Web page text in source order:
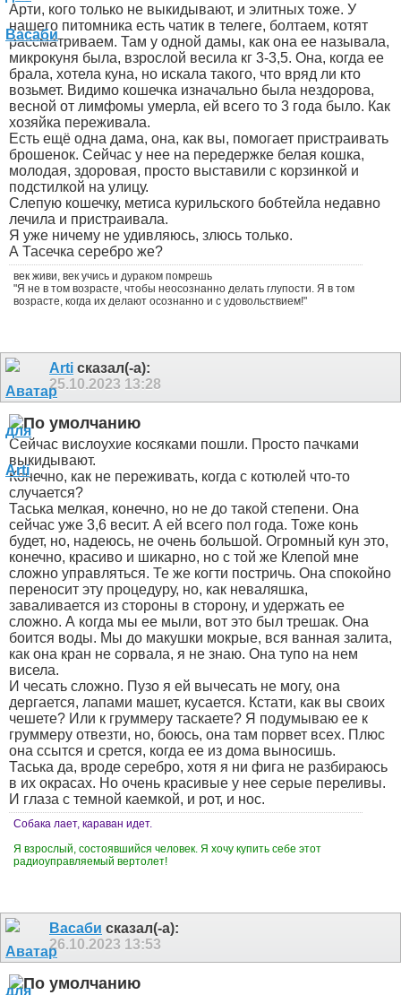
Арти, кого только не выкидывают, и элитных тоже. У
нашего питомника есть чатик в телеге, болтаем, котят
рассматриваем. Там у одной дамы, как она ее называла,
микрокуня была, взрослой весила кг 3-3,5. Она, когда ее
брала, хотела куна, но искала такого, что вряд ли кто
возьмет. Видимо кошечка изначально была нездорова,
весной от лимфомы умерла, ей всего то 3 года было. Как
хозяйка переживала.
Есть ещё одна дама, она, как вы, помогает пристраивать
брошенок. Сейчас у нее на передержке белая кошка,
молодая, здоровая, просто выставили с корзинкой и
подстилкой на улицу.
Слепую кошечку, метиса курильского бобтейла недавно
лечила и пристраивала.
Я уже ничему не удивляюсь, злюсь только.
А Тасечка серебро же?
век живи, век учись и дураком помрешь
"Я не в том возрасте, чтобы неосознанно делать глупости. Я в том
возрасте, когда их делают осознанно и с удовольствием!"
Arti сказал(-а):
25.10.2023 13:28
Сейчас вислоухие косяками пошли. Просто пачками
выкидывают.
Конечно, как не переживать, когда с котюлей что-то
случается?
Таська мелкая, конечно, но не до такой степени. Она
сейчас уже 3,6 весит. А ей всего пол года. Тоже конь
будет, но, надеюсь, не очень большой. Огромный кун это,
конечно, красиво и шикарно, но с той же Клепой мне
сложно управляться. Те же когти постричь. Она спокойно
переносит эту процедуру, но, как неваляшка,
заваливается из стороны в сторону, и удержать ее
сложно. А когда мы ее мыли, вот это был трешак. Она
боится воды. Мы до макушки мокрые, вся ванная залита,
как она кран не сорвала, я не знаю. Она тупо на нем
висела.
И чесать сложно. Пузо я ей вычесать не могу, она
дергается, лапами машет, кусается. Кстати, как вы своих
чешете? Или к груммеру таскаете? Я подумываю ее к
груммеру отвезти, но, боюсь, она там порвет всех. Плюс
она ссытся и срется, когда ее из дома выносишь.
Таська да, вроде серебро, хотя я ни фига не разбираюсь
в их окрасах. Но очень красивые у нее серые переливы.
И глаза с темной каемкой, и рот, и нос.
Собака лает, караван идет.
Я взрослый, состоявшийся человек. Я хочу купить себе этот
радиоуправляемый вертолет!
Васаби сказал(-а):
26.10.2023 13:53